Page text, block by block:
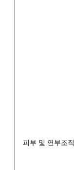
피부 및 연부조직